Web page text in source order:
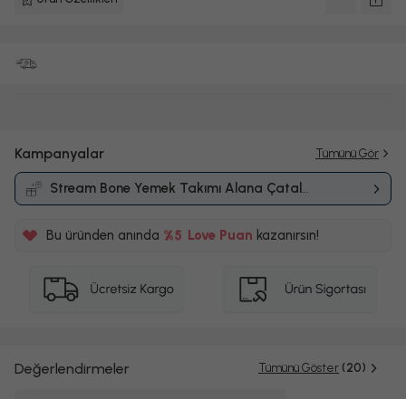
Kampanyalar Tümünü Gör
Stream Bone Yemek Takımı Alana Çatal
Kaşık Bıçak Takımı HediyeKampanyası
Bu üründen anında %5 Love Puankazanırsın!
Değerlendirmeler Tümünü Göster (20)